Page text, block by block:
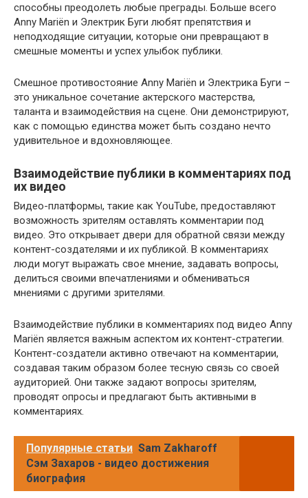
способны преодолеть любые преграды. Больше всего
Anny Mariën и Электрик Буги любят препятствия и
неподходящие ситуации, которые они превращают в
смешные моменты и успех улыбок публики.
Смешное противостояние Anny Mariën и Электрика Буги –
это уникальное сочетание актерского мастерства,
таланта и взаимодействия на сцене. Они демонстрируют,
как с помощью единства может быть создано нечто
удивительное и вдохновляющее.
Взаимодействие публики в комментариях под
их видео
Видео-платформы, такие как YouTube, предоставляют
возможность зрителям оставлять комментарии под
видео. Это открывает двери для обратной связи между
контент-создателями и их публикой. В комментариях
люди могут выражать свое мнение, задавать вопросы,
делиться своими впечатлениями и обмениваться
мнениями с другими зрителями.
Взаимодействие публики в комментариях под видео Anny
Mariën является важным аспектом их контент-стратегии.
Контент-создатели активно отвечают на комментарии,
создавая таким образом более тесную связь со своей
аудиторией. Они также задают вопросы зрителям,
проводят опросы и предлагают быть активными в
комментариях.
Популярные статьи Sam Zakharoff
Сэм Захаров - видео достижения
биография